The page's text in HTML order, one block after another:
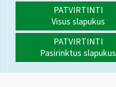
PATVIRTINTI
Visus slapukus
PATVIRTINTI
Pasirinktus slapukus